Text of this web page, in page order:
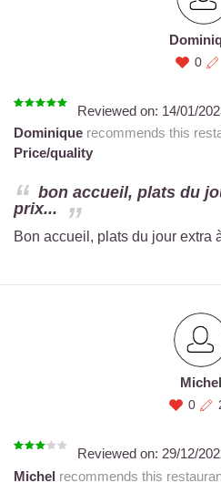
0
Reviewed on: 14/01/
Dominique recommends this
Price/quality
bon accueil, plats du
prix...
Bon accueil, plats du jour extra
Michel
0
Reviewed on: 29/12/
Michel recommends this